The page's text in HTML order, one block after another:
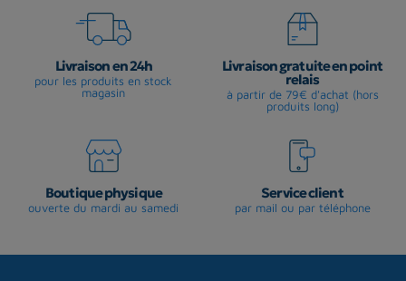
Livraison en 24h
pour les produits en stock
magasin
Livraison gratuite en point
relais
à partir de 79€ d'achat (hors
produits long)
Boutique physique
ouverte du mardi au samedi
Service client
par mail ou par téléphone